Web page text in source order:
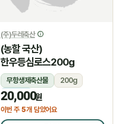
(주)두레축산
(농할 국산)
한우등심로스200g
무항생제축산물
200g
냉장
20,000원
이번 주 5개 담았어요